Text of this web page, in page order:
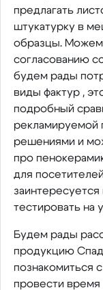
предлагать
штукатурку в
образцы. Можем
согласованию
будем рады
виды фактур ,
подробный
рекламируемой
решениями и
про
для
тестировать на
Будем рады
продукцию
познакомиться
провести время